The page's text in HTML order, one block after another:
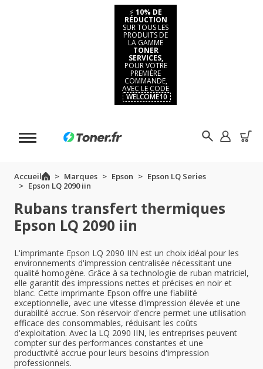
⚡ 10% DE
RÉDUCTION
SUR TOUS LES
PRODUITS DE
LA GAMME
TONER
SERVICES,
POUR VOTRE
PREMIÈRE
COMMANDE,
AVEC LE CODE
WELCOME10
Accueil Marques Epson
Epson LQ Series
Epson LQ 2090 iin
Rubans transfert thermiques
Epson LQ 2090 iin
L'imprimante Epson LQ 2090 IIN est un choix idéal pour les
environnements d'impression centralisée nécessitant une
qualité homogène. Grâce à sa technologie de ruban matriciel,
elle garantit des impressions nettes et précises en noir et
blanc. Cette imprimante Epson offre une fiabilité
exceptionnelle, avec une vitesse d'impression élevée et une
durabilité accrue. Son réservoir d'encre permet une utilisation
efficace des consommables, réduisant les coûts
d'exploitation. Avec la LQ 2090 IIN, les entreprises peuvent
compter sur des performances constantes et une
productivité accrue pour leurs besoins d'impression
professionnels.